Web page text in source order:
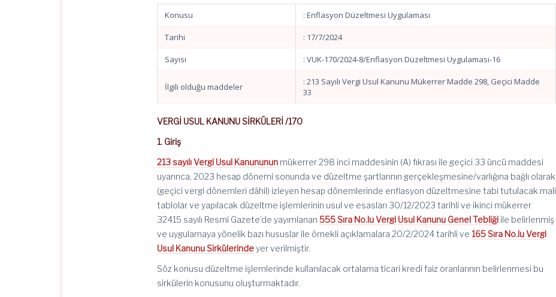
Konusu : Enflasyon Düzeltmesi Uygulaması
Tarihi : 17/7/2024
Sayısı : VUK-170/2024-8/Enflasyon Düzeltmesi Uygulaması-16
İlgili olduğu maddeler
: 213 Sayılı Vergi Usul Kanunu Mükerrer Madde 298, Geçici Madde
33
VERGİ USUL KANUNU SİRKÜLERİ /170
1. Giriş
213 sayılı Vergi Usul Kanununun mükerrer 298 inci maddesinin (A) fıkrası ile geçici 33 üncü maddesi
uyarınca, 2023 hesap dönemi sonunda ve düzeltme şartlarının gerçekleşmesine/varlığına bağlı olarak
(geçici vergi dönemleri dâhil) izleyen hesap dönemlerinde enflasyon düzeltmesine tabi tutulacak mali
tablolar ve yapılacak düzeltme işlemlerinin usul ve esasları 30/12/2023 tarihli ve ikinci mükerrer
32415 sayılı Resmi Gazete’de yayımlanan555 Sıra No.lu Vergi Usul Kanunu Genel Tebliği ile belirlenmiş
ve uygulamaya yönelik bazı hususlar ile örnekli açıklamalara 20/2/2024 tarihli ve 165 Sıra No.lu Vergi
Usul Kanunu Sirkülerindeyer verilmiştir.
Söz konusu düzeltme işlemlerinde kullanılacak ortalama ticari kredi faiz oranlarının belirlenmesi bu
sirkülerin konusunu oluşturmaktadır.